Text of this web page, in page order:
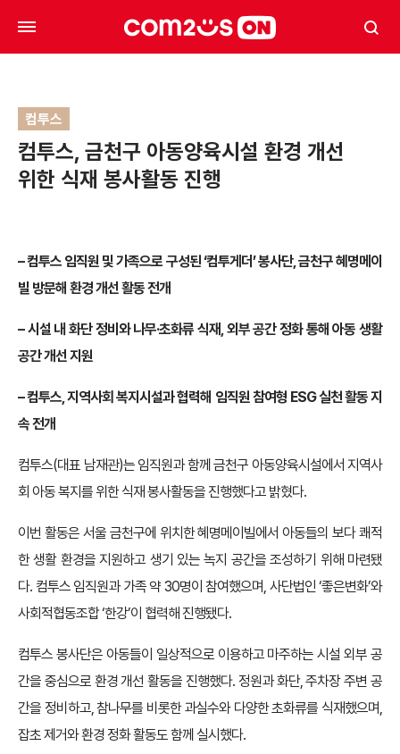
컴투스
컴투스, 금천구 아동양육시설 환경 개선
위한 식재 봉사활동 진행
–컴투스 임직원 및 가족으로 구성된 ‘컴투게더’ 봉사단, 금천구 혜명메이
빌 방문해 환경 개선 활동 전개
–시설 내 화단 정비와 나무·초화류 식재, 외부 공간 정화 통해 아동 생활
공간 개선 지원
–컴투스, 지역사회 복지시설과 협력해 임직원 참여형 ESG 실천 활동 지
속 전개
컴투스(대표 남재관)는 임직원과 함께 금천구 아동양육시설에서 지역사
회 아동 복지를 위한 식재 봉사활동을 진행했다고 밝혔다.
이번 활동은 서울 금천구에 위치한 혜명메이빌에서 아동들의 보다 쾌적
한 생활 환경을 지원하고 생기 있는 녹지 공간을 조성하기 위해 마련됐
다. 컴투스 임직원과 가족 약 30명이 참여했으며, 사단법인 ‘좋은변화’와
사회적협동조합 ‘한강’이 협력해 진행됐다.
컴투스 봉사단은 아동들이 일상적으로 이용하고 마주하는 시설 외부 공
간을 중심으로 환경 개선 활동을 진행했다. 정원과 화단, 주차장 주변 공
간을 정비하고, 참나무를 비롯한 과실수와 다양한 초화류를 식재했으며,
잡초 제거와 환경 정화 활동도 함께 실시했다.